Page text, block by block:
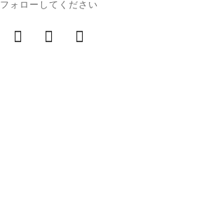
フォローしてください